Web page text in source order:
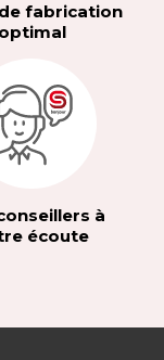
fabrication
optimal
à
écoute